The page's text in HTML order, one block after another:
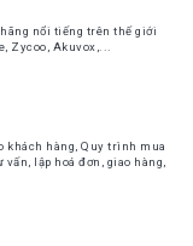
nổi tiếng trên thế giới
Zycoo, Akuvox,...
khách hàng, Quy trình mua
lập hoá đơn, giao hàng,